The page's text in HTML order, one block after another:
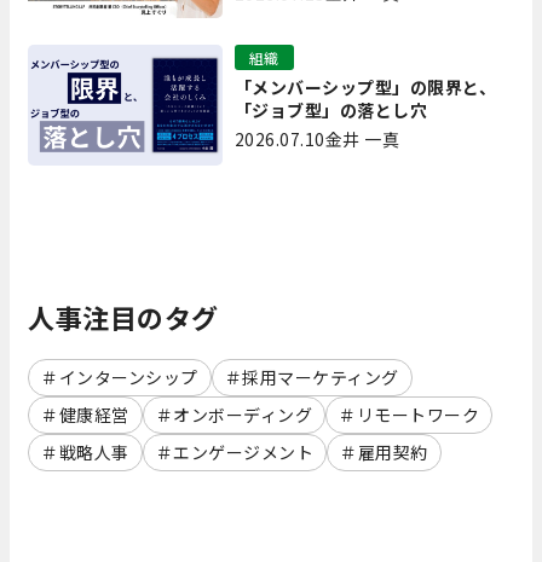
「メンバーシップ型」の限界と、
「ジョブ型」の落とし穴
組織
2026.07.10金井 一真
人事注目のタグ
インターンシップ
採用マーケティング
健康経営
オンボーディング
リモートワーク
戦略人事
エンゲージメント 雇用契約